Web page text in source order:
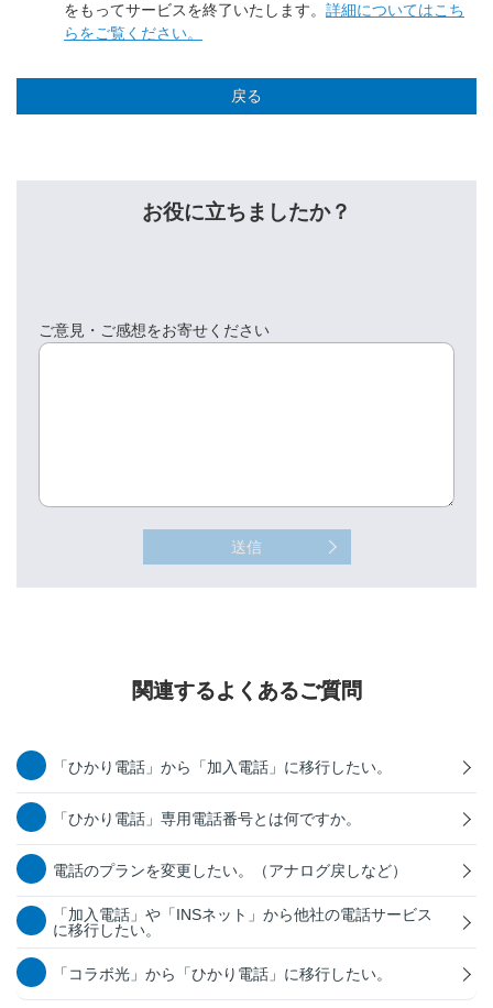
をもってサービスを終了いたします。 詳細についてはこち
らをご覧ください。
戻る
お役に立ちましたか？
ご意見・ご感想をお寄せください
送信
関連するよくあるご質問
「ひかり電話」から「加入電話」に移行したい。
「ひかり電話」専用電話番号とは何ですか。
電話のプランを変更したい。（アナログ戻しなど）
「加入電話」や「INSネット」から他社の電話サービス
に移行したい。
「コラボ光」から「ひかり電話」に移行したい。